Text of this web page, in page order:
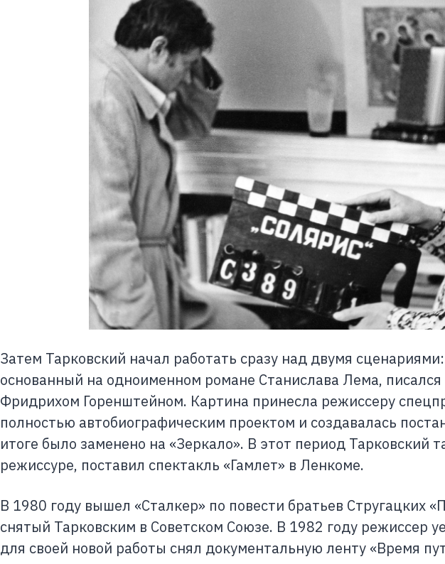
Затем Тарковский начал работать сразу над двумя
основанный на одноименном романе Станислава Лема,
Фридрихом Горенштейном. Картина принесла режиссеру
полностью автобиографическим проектом и создавалась
итоге было заменено на «Зеркало». В этот период Тарковский
режиссуре, поставил спектакль «Гамлет» в Ленкоме.
В 1980 году вышел «Сталкер» по повести братьев Стругацких
снятый Тарковским в Советском Союзе. В 1982 году режиссер
для своей новой работы снял документальную ленту «Время